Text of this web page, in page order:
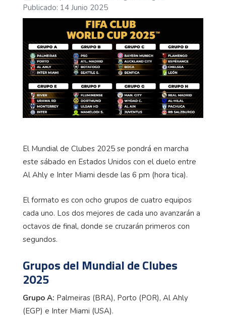
Publicado: 14 Junio 2025
El Mundial de Clubes 2025 se pondrá en marcha
este sábado en Estados Unidos con el duelo entre
Al Ahly e Inter Miami desde las 6 pm (hora tica).
El formato es con ocho grupos de cuatro equipos
cada uno. Los dos mejores de cada uno avanzarán a
octavos de final, donde se cruzarán primeros con
segundos.
Grupos del Mundial de Clubes
2025
Grupo A: Palmeiras (BRA), Porto (POR), Al Ahly
(EGP) e Inter Miami (USA).